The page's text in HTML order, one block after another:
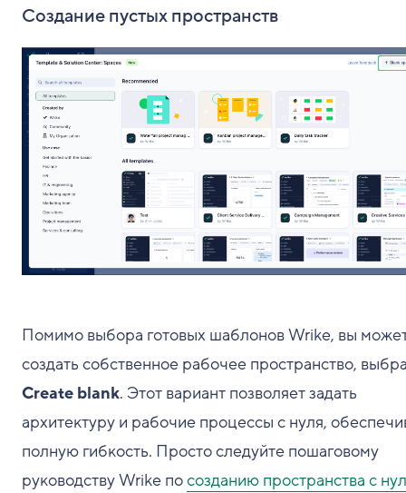
Создание пустых пространств
Помимо выбора готовых шаблонов Wrike, вы
создать собственное рабочее пространство,
Create blank. Этот вариант позволяет задать
архитектуру и рабочие процессы с нуля,
полную гибкость. Просто следуйте пошаговому
руководству Wrike посозданию пространства с